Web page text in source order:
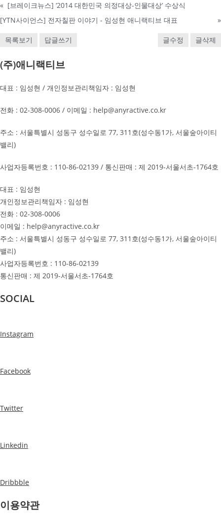
« [브레이크뉴스] ‘2014 대한민국 의정대상-인물대상’ 수상식
[YTN사이언스] 전자칠판 이야기 - 임성현 애니랙티브 대표
»
목록보기 답글쓰기 글수정 글삭제
(주)애니랙티브
대표 : 임성현 / 개인정보관리책임자 : 임성현
전화 : 02-308-0006 / 이메일 : help@anyractive.co.kr
주소 : 서울특별시 성동구 성수일로 77, 311호(성수동1가, 서울숲아이티
밸리)
사업자등록번호 : 110-86-02139 / 통신판매 : 제 2019-서울서초-1764호
대표 : 임성현
개인정보관리책임자 : 임성현
전화 : 02-308-0006
이메일 : help@anyractive.co.kr
주소 : 서울특별시 성동구 성수일로 77, 311호(성수동1가, 서울숲아이티
밸리)
사업자등록번호 : 110-86-02139
통신판매 : 제 2019-서울서초-1764호
SOCIAL
Instagram
Facebook
Twitter
Linkedin
Dribbble
이용약관